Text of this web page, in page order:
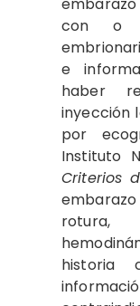
con o
e
haber
inyección
por
Instituto
Criterios
historia